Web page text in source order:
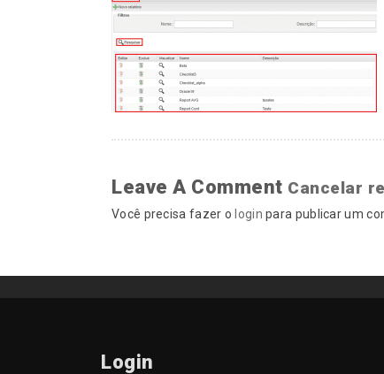
Leave A Comment Cancelar
Você precisa fazer o login para publicar um
Login